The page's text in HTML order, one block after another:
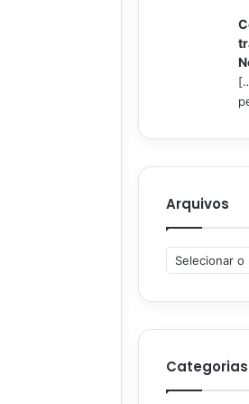
Arquivos
Arquivos
Categorias